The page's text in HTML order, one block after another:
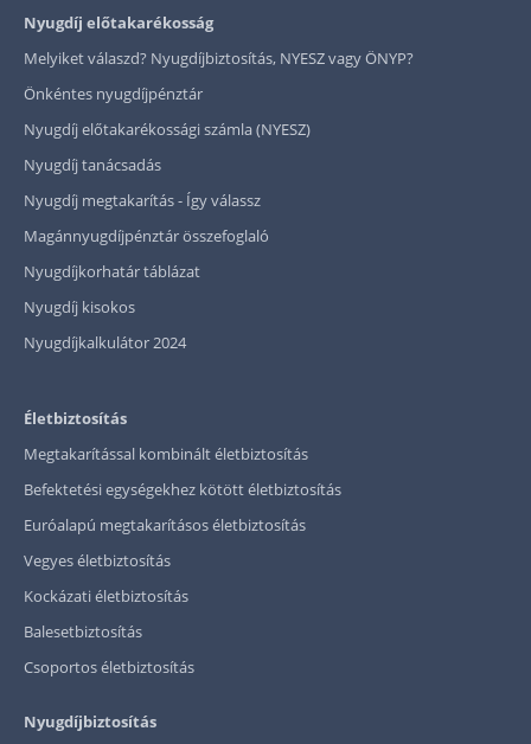
Nyugdíj előtakarékosság
Melyiket válaszd? Nyugdíjbiztosítás, NYESZ vagy ÖNYP?
Önkéntes nyugdíjpénztár
Nyugdíj előtakarékossági számla (NYESZ)
Nyugdíj tanácsadás
Nyugdíj megtakarítás - Így válassz
Magánnyugdíjpénztár összefoglaló
Nyugdíjkorhatár táblázat
Nyugdíj kisokos
Nyugdíjkalkulátor 2024
Életbiztosítás
Megtakarítással kombinált életbiztosítás
Befektetési egységekhez kötött életbiztosítás
Euróalapú megtakarításos életbiztosítás
Vegyes életbiztosítás
Kockázati életbiztosítás
Balesetbiztosítás
Csoportos életbiztosítás
Nyugdíjbiztosítás